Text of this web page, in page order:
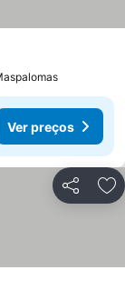
Ver preços
Partilhar